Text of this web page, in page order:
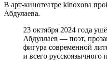
В арт-кинотеатре kinoxona
Абдулаева.
23 октября 2024 года
Абдуллаев — поэт,
фигура современной
и всего русскоязычного